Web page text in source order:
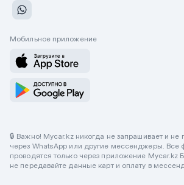
Мобильное приложение
🔒 Важно! Mycar.kz никогда не запрашивает и не
через WhatsApp или другие мессенджеры. Все
проводятся только через приложение Mycar.kz
не передавайте данные карт и оплату в